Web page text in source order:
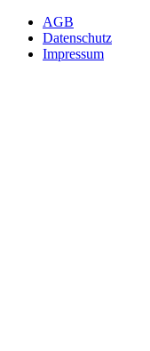
AGB
Datenschutz
Impressum